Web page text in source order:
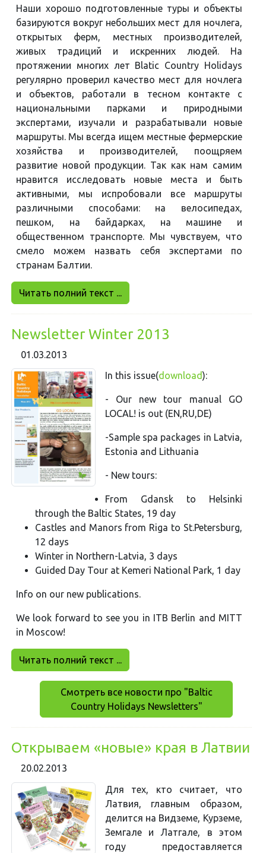
Наши хорошо подготовленные туры и объекты
базируются вокруг небольших мест для ночлега,
открытых ферм, местных производителей,
живых традиций и искренних людей. На
протяжении многих лет Blatic Country Holidays
регулярно проверил качество мест для ночлега
и объектов, работали в тесном контакте с
национальными парками и природными
экспертами, изучали и разрабатывали новые
маршруты. Мы всегда ищем местные фермерские
хозяйства и производителей, поощряем
развитие новой продукции. Так как нам самим
нравится исследовать новые места и быть
активными, мы испробовали все маршруты
различными способами: на велосипедах,
пешком, на байдарках, на машине и
общественном транспорте. Мы чувствуем, что
смело можем назвать себя экспертами по
странам Балтии.
Читать полний текст ...
Newsletter Winter 2013
01.03.2013
In this issue(download):
- Our new tour manual GO
LOCAL! is out (EN,RU,DE)
-Sample spa packages in Latvia,
Estonia and Lithuania
- New tours:
From Gdansk to Helsinki
through the Baltic States, 19 day
Castles and Manors from Riga to St.Petersburg,
12 days
Winter in Northern-Latvia, 3 days
Guided Day Tour at Kemeri National Park, 1 day
Info on our new publications.
We look forward to see you in ITB Berlin and MITT
in Moscow!
Читать полний текст ...
Смотреть все новости про "Baltic
Country Holidays Newsletters"
Открываем «новые» края в Латвии
20.02.2013
Для тех, кто считает, что
Латвия, главным образом,
делится на Видземе, Курземе,
Земгале и Латгале, в этом
году предоставляется